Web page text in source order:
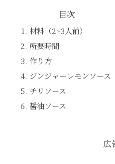
目次
材料（2~3人前）
所要時間
作り方
ジンジャーレモンソース
チリソース
醤油ソース
広